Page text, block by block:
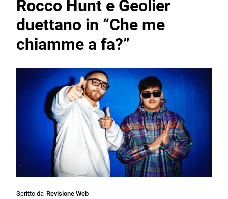
Rocco Hunt e Geolier
duettano in “Che me
chiamme a fa?”
Scritto da Revisione Web